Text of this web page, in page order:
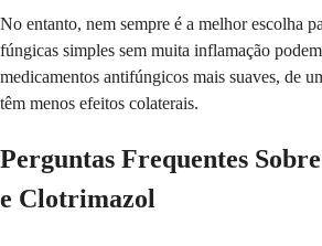
No entanto, nem sempre é a melhor escolha
fúngicas simples sem muita inflamação
medicamentos antifúngicos mais suaves, de
têm menos efeitos colaterais.
Perguntas Frequentes
e Clotrimazol